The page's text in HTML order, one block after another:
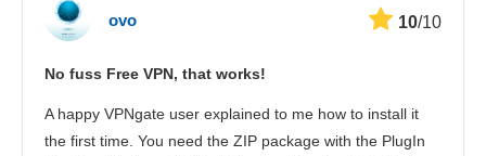
ovo 10/10
No fuss Free VPN, that works!
A happy VPNgate user explained to me how to install it
the first time. You need the ZIP package with the PlugIn